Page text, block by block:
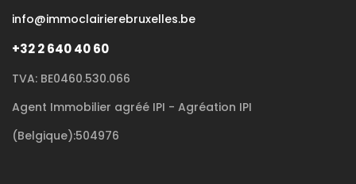
info@immoclairierebruxelles.be
+32 2 640 40 60
TVA: BE0460.530.066
Agent Immobilier agréé IPI - Agréation IPI
(Belgique):504976